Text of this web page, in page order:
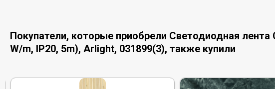
Покупатели, которые приобрели Светодиодная лента
W/m, IP20, 5m), Arlight, 031899(3), также купили